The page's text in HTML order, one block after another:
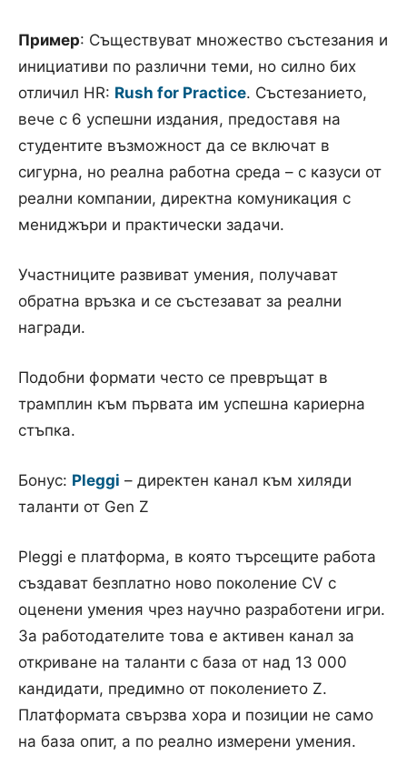
Пример: Съществуват множество състезания и
инициативи по различни теми, но силно бих
отличил HR: Rush for Practice. Състезанието,
вече с 6 успешни издания, предоставя на
студентите възможност да се включат в
сигурна, но реална работна среда – с казуси от
реални компании, директна комуникация с
мениджъри и практически задачи.
Участниците развиват умения, получават
обратна връзка и се състезават за реални
награди.
Подобни формати често се превръщат в
трамплин към първата им успешна кариерна
стъпка.
Бонус: Pleggi – директен канал към хиляди
таланти от Gen Z
Pleggi е платформа, в която търсещите работа
създават безплатно ново поколение CV с
оценени умения чрез научно разработени игри.
За работодателите това е активен канал за
откриване на таланти с база от над 13 000
кандидати, предимно от поколението Z.
Платформата свързва хора и позиции не само
на база опит, а по реално измерени умения.